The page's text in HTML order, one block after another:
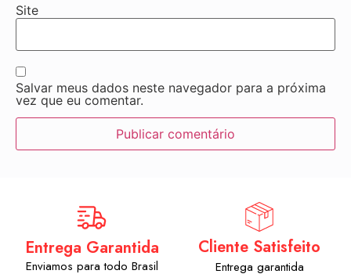
Site
Salvar meus dados neste navegador para a próxima
vez que eu comentar.
Entrega Garantida
Enviamos para todo Brasil
Cliente Satisfeito
Entrega garantida